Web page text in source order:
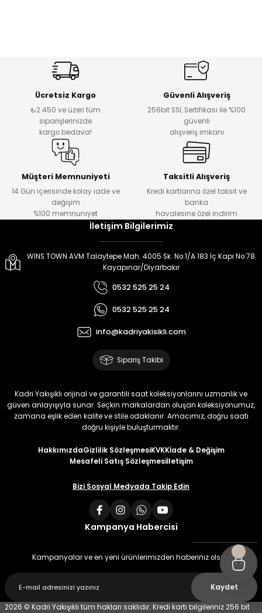
Ücretsiz Kargo
₺2.450 ve üzeri tüm
siparişlerinizde
kargo bedava!
Güvenli Alışveriş
256bit SSL Sertifikası ile %100
güvenli
alışveriş imkanı
Müşteri Memnuniyeti
14 Gün içerisinde kolay iade ve
değişim
%100 memnuniyet
Taksitli Alışveriş
Kredi kartlarına özel taksit ve
banka
havalesine özel indirim
İletişim Bilgilerimiz
WINS TOWN AVM Talaytepe Mah. 4005 Sk. No:1/A 183 İç Kapı No:78
Kayapınar/Diyarbakır
0532 525 25 24
0532 525 25 24
info@kadriyakisikli.com
Sipariş Takibi
Kadri Yakışıklı orijinal ve garantili saat koleksiyonlarını uzmanlık ve
güven anlayışıyla sunar. Seçkin markalardan oluşan koleksiyonumuz,
zamana eşlik eden kalite ve stile odaklanır. Amacımız, doğru saati
doğru kişiyle buluşturmaktır.
HakkımızdaGizlilik SözleşmesiKVKKİade & Değişim
Mesafeli Satış Sözleşmesiİletişim
Bizi Sosyal Medyada Takip Edin
Kampanya Habercisi
Kampanyalar ve en yeni ürünlerimizden haberiniz olsun
Kaydet
2026 © Kadri Yakışıklı tüm hakları saklıdır. Kredi kartı bilgileriniz 256 bit